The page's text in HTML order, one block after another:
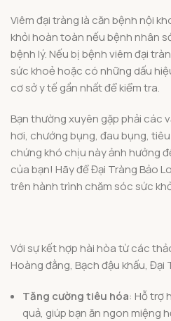
Viêm đại tràng là căn bệnh nội
khỏi hoàn toàn nếu bệnh nhân
bệnh lý. Nếu bị bệnh viêm đại
sức khoẻ hoặc có những dấu
cơ sở y tế gần nhất để kiểm tra.
Bạn thường xuyên gặp phải các
hơi, chướng bụng, đau bụng,
chứng khó chịu này ảnh hưởng
của bạn! Hãy để Đại Tràng Bảo
trên hành trình chăm sóc sức
Với sự kết hợp hài hòa từ các
Hoàng đằng, Bạch đậu khấu, Đại
Tăng cường tiêu hóa: Hỗ trợ
quả, giúp bạn ăn ngon miệng